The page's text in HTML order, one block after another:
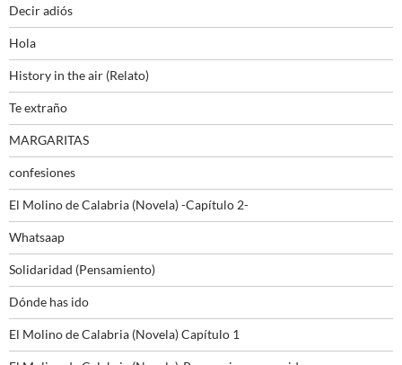
Decir adiós
Hola
History in the air (Relato)
Te extraño
MARGARITAS
confesiones
El Molino de Calabria (Novela) -Capítulo 2-
Whatsaap
Solidaridad (Pensamiento)
Dónde has ido
El Molino de Calabria (Novela) Capítulo 1